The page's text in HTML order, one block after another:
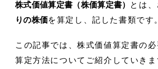
株式価値算定書（株価算定書） とは
りの株価を算定し、記した書類です
この記事では、株式価値算定書の
算定方法についてご紹介していきま